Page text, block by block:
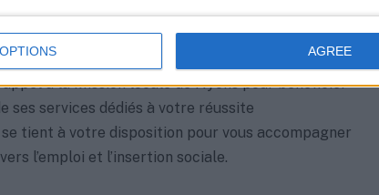
AGREE
appel à la Mission locale de Nyons pour bénéficier
ses services dédiés à votre réussite
tient à votre disposition pour vous accompagner
l’emploi et l’insertion sociale.